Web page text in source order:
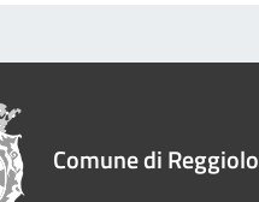
Comune di Reggiolo